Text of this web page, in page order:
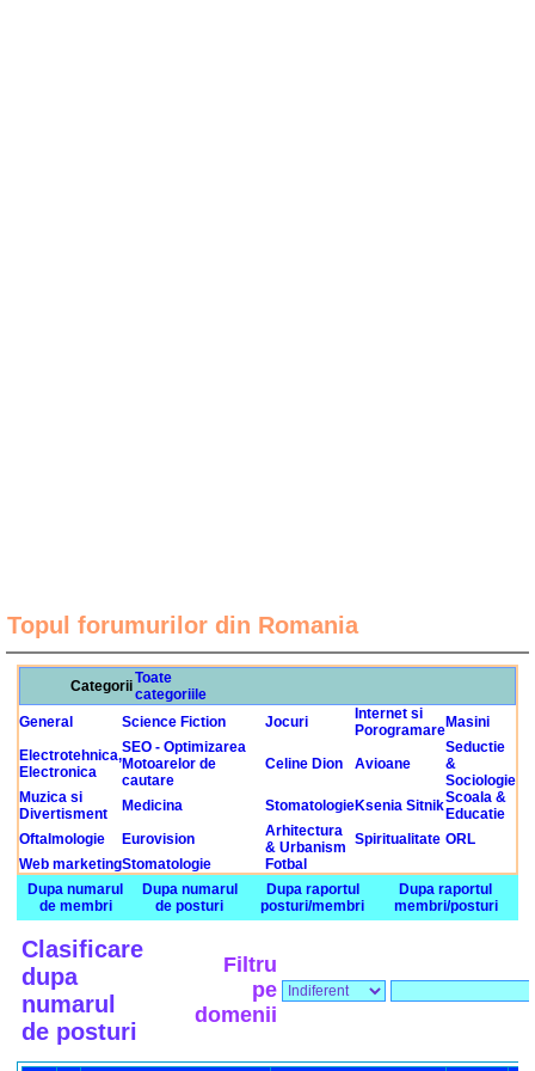
Topul forumurilor din Romania
CategoriiToate
categoriile
General
Science Fiction Jocuri
Internet si
PorogramareMasini
Electrotehnica,
Electronica
SEO - Optimizarea
Motoarelor de
cautare
Celine Dion Avioane
Seductie
&
Sociologie
Muzica si
Divertisment
Medicina StomatologieKsenia SitnikScoala &
Educatie
Oftalmologie
Eurovision
Arhitectura
& Urbanism Spiritualitate ORL
Web marketingStomatologie
Fotbal
Dupa numarul
de membri
Dupa numarul
de posturi
Dupa raportul
posturi/membri
Dupa raportul
membri/posturi
Clasificare
dupa
numarul
de posturi
Filtru
pe
domenii